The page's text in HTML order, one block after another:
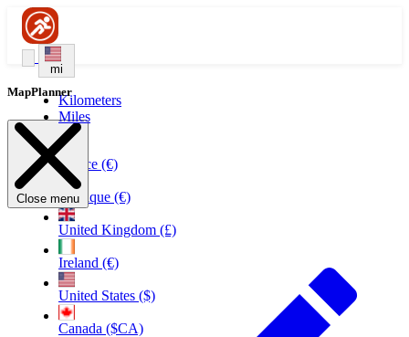
mi
Kilometers
Miles
France (€)
Belgique (€)
United Kingdom (£)
Ireland (€)
United States ($)
Canada ($CA)
MapPlanner
Close menu